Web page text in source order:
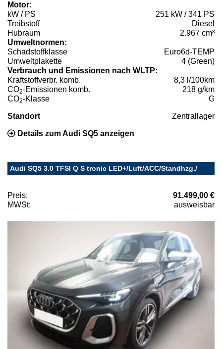
Motor:
kW / PS
251 kW / 341 PS
Treibstoff
Diesel
Hubraum
2.967 cm³
Umweltnormen:
Schadstoffklasse
Euro6d-TEMP
Umweltplakette
4 (Green)
Verbrauch und Emissionen nach WLTP:
Kraftstoffverbr. komb.
8,3 l/100km
CO2-Emissionen komb.
218 g/km
CO2-Klasse G
Standort Zentrallager
Details zum Audi SQ5 anzeigen
Audi SQ5 3.0 TFSI Q S tronic LED+/Luft/ACC/Standhzg./
Preis:
91.499,00 €
MWSt:
ausweisbar